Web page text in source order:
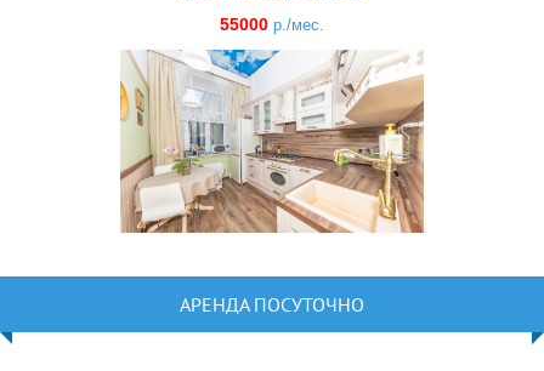
55000 р./мес.
АРЕНДА ПОСУТОЧНО